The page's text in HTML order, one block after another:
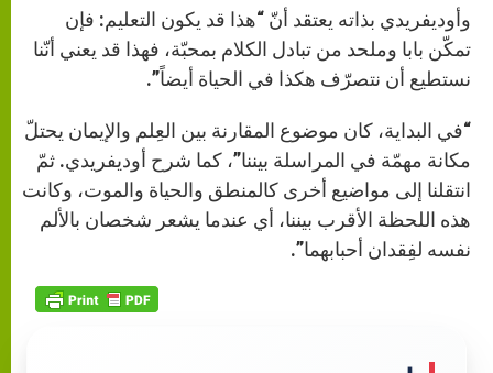
وأوديفريدي بذاته يعتقد أنّ “هذا قد يكون التعليم: فإن
تمكّن بابا وملحد من تبادل الكلام بمحبّة، فهذا قد يعني أنّنا
نستطيع أن نتصرّف هكذا في الحياة أيضاً”.
“في البداية، كان موضوع المقارنة بين العِلم والإيمان يحتلّ
مكانة مهمّة في المراسلة بيننا”، كما شرح أوديفريدي. ثمّ
انتقلنا إلى مواضيع أخرى كالمنطق والحياة والموت، وكانت
هذه اللحظة الأقرب بيننا، أي عندما يشعر شخصان بالألم
نفسه لفِقدان أحبابهما”.